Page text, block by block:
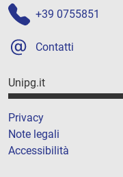
+39 0755851
Contatti
Unipg.it
Privacy
Note legali
Accessibilità